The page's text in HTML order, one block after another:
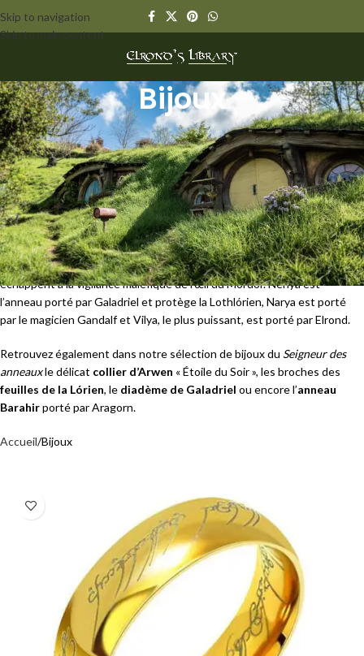
Skip to navigation
Skip to main content
Bijoux
L’univers duSeigneur des anneaux, et plus globalement de la Terre du
Milieu, est riche enbijoux, parures et ornements d’exception. La
plupart de ces accessoires sont créés par les Elfes, qui disposent de
compétences artisanales hors du commun et de pouvoirs magiques,
leur permettant de créer des joyaux incomparables.
En plus de l’Anneau Unique créé par Sauron lui-même, il y a évidemment
les fameuxanneaux forgés par les elfesd’Eregion sous la direction de
Celebrimbor, dont les trois anneaux elfiquesNenya, Narya et Vilya, qui
échappent à la vigilance maléfique de l’œil du Mordor. Nenya est
l’anneau porté par Galadriel et protège la Lothlórien, Narya est porté
par le magicien Gandalf et Vilya, le plus puissant, est porté par Elrond.
Retrouvez également dans notre sélection de bijoux du Seigneur des
anneauxle délicat collier d’Arwen « Étoile du Soir », les broches des
feuilles de la Lórien, le diadème de Galadriel ou encore l’anneau
Barahirporté par Aragorn.
Accueil Bijoux